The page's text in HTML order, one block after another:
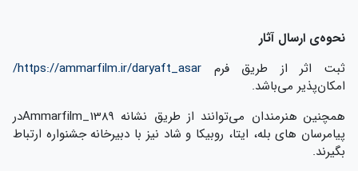
نحوه‌ی ارسال آثار
ثبت اثر از طریق فرم https://ammarfilm.ir/daryaft_asar/
امکان‌پذیر می‌باشد.
همچنین هنرمندان می‌توانند از طریق نشانه Ammarfilm_1389در
پیامرسان های بله، ایتا، روبیکا و شاد نیز با دبیرخانه جشنواره ارتباط
بگیرند.